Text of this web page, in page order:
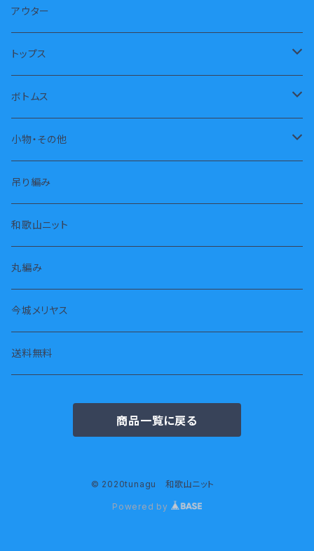
半袖
長袖
ノースリーブ
アウター
トップス
トレーナー
パーカー
タートル
タンクトップ
長袖
七分袖
半袖
ボトムス
長パンツ
半パンツ
スカート
小物・その他
靴下
枕カバー
スヌード・ストール
タオル
腹巻
吊り編み
和歌山ニット
丸編み
今城メリヤス
送料無料
商品一覧に戻る
© 2020tunagu 和歌山ニット
Powered by